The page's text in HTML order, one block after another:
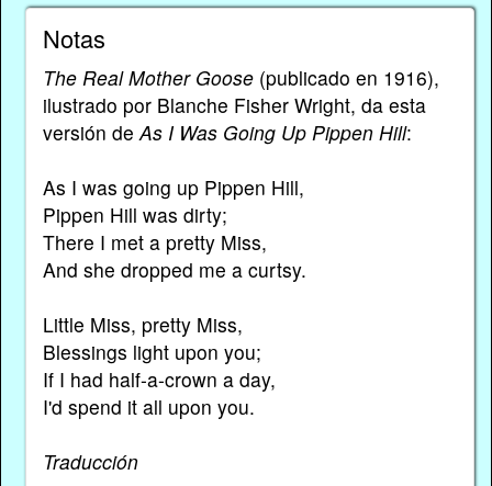
Notas
The Real Mother Goose(publicado en 1916),
ilustrado por Blanche Fisher Wright, da esta
versión de As I Was Going Up Pippen Hill:
As I was going up Pippen Hill,
Pippen Hill was dirty;
There I met a pretty Miss,
And she dropped me a curtsy.
Little Miss, pretty Miss,
Blessings light upon you;
If I had half-a-crown a day,
I'd spend it all upon you.
Traducción